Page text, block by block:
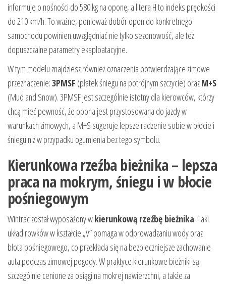
informuje o nośności do 580 kg na oponę, a litera H to indeks prędkości
do 210 km/h. To ważne, ponieważ dobór opon do konkretnego
samochodu powinien uwzględniać nie tylko sezonowość, ale też
dopuszczalne parametry eksploatacyjne.
W tym modelu znajdziesz również oznaczenia potwierdzające zimowe
przeznaczenie:3PMSF (płatek śniegu na potrójnym szczycie) orazM+S
(Mud and Snow). 3PMSF jest szczególnie istotny dla kierowców, którzy
chcą mieć pewność, że opona jest przystosowana do jazdy w
warunkach zimowych, a M+S sugeruje lepsze radzenie sobie w błocie i
śniegu niż w przypadku ogumienia bez tego symbolu.
Kierunkowa rzeźba bieżnika – lepsza
praca na mokrym, śniegu i w błocie
pośniegowym
Wintrac został wyposażony wkierunkową rzeźbę bieżnika. Taki
układ rowków w kształcie „V” pomaga w odprowadzaniu wody oraz
błota pośniegowego, co przekłada się na bezpieczniejsze zachowanie
auta podczas zimowej pogody. W praktyce kierunkowe bieżniki są
szczególnie cenione za osiągi na mokrej nawierzchni, a także za